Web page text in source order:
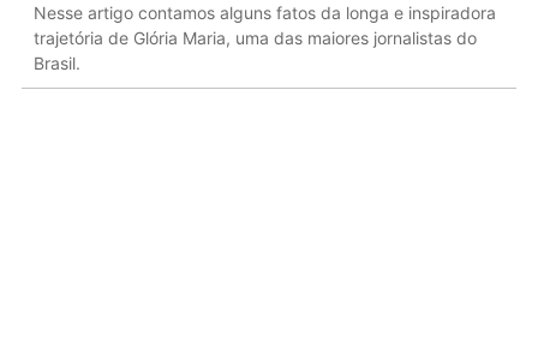
Nesse artigo contamos alguns fatos da longa e inspiradora
trajetória de Glória Maria, uma das maiores jornalistas do
Brasil.